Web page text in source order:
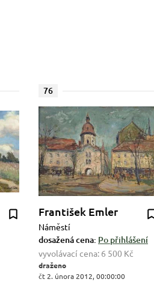
76
František Emler
Náměstí
dosažená cena: Po přihlášení
vyvolávací cena: 6 500 Kč
draženo
čt 2. února 2012, 00:00:00